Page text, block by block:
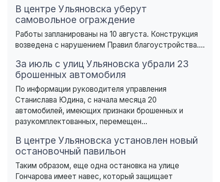
В центре Ульяновска уберут
самовольное ограждение
Работы запланированы на 10 августа. Конструкция
возведена с нарушением Правил благоустройства....
За июль с улиц Ульяновска убрали 23
брошенных автомобиля
По информации руководителя управления
Станислава Юдина, с начала месяца 20
автомобилей, имеющих признаки брошенных и
разукомплектованных, перемещен...
В центре Ульяновска установлен новый
остановочный павильон
Таким образом, еще одна остановка на улице
Гончарова имеет навес, который защищает